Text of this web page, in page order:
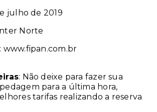
julho de 2019
Norte
www.fipan.com.br
: Não deixe para fazer sua
para a última hora,
tarifas realizando a reserva